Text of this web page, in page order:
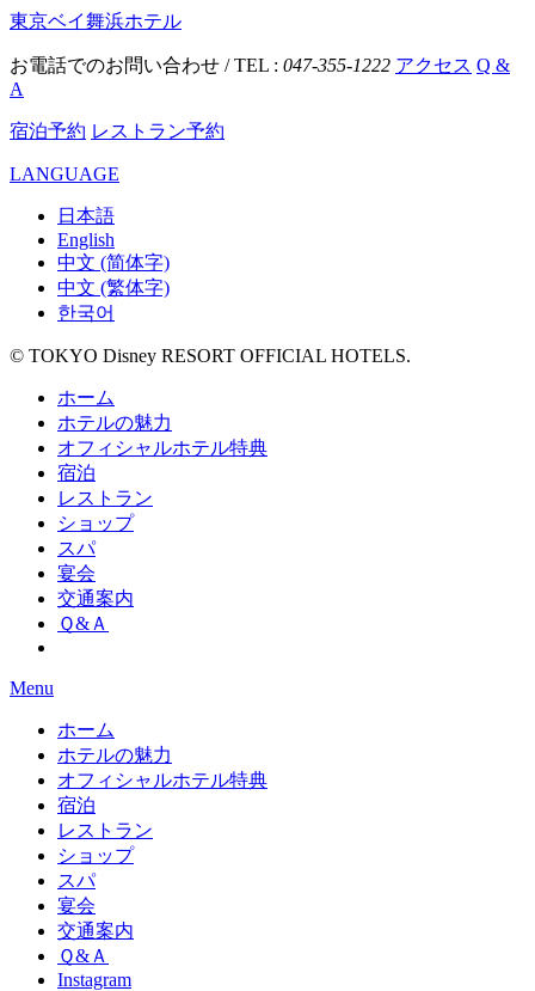
東京ベイ舞浜ホテル
お電話でのお問い合わせ / TEL : 047-355-1222 アクセス Q &
A
宿泊予約 レストラン予約
LANGUAGE
日本語
English
中文 (简体字)
中文 (繁体字)
한국어
© TOKYO Disney RESORT OFFICIAL HOTELS.
ホーム
ホテルの魅力
オフィシャルホテル特典
宿泊
レストラン
ショップ
スパ
宴会
交通案内
Ｑ&Ａ
Menu
ホーム
ホテルの魅力
オフィシャルホテル特典
宿泊
レストラン
ショップ
スパ
宴会
交通案内
Ｑ&Ａ
Instagram